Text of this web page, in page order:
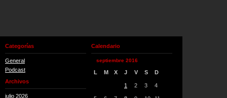
Categorías
General
Podcast
Archivos
julio 2026
Calendario
septiembre 2016
L M X J V S D
1 2 3 4